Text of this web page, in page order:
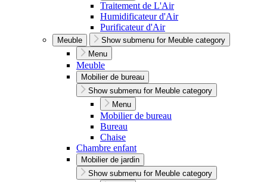
Traitement de L'Air
Humidificateur d'Air
Purificateur d'Air
Meuble
Show submenu for Meuble category
Menu
Meuble
Mobilier de bureau
Show submenu for Meuble category
Menu
Mobilier de bureau
Bureau
Chaise
Chambre enfant
Mobilier de jardin
Show submenu for Meuble category